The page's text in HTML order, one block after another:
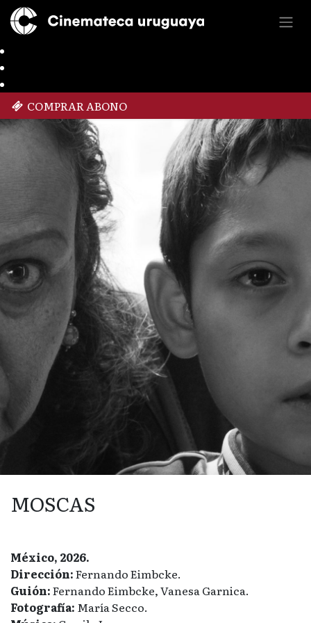
COMPRAR ABONO
MOSCAS
México, 2026.
Dirección:Fernando Eimbcke.
Guión:Fernando Eimbcke, Vanesa Garnica.
Fotografía: María Secco.